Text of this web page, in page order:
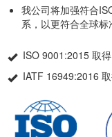
我公司将加强符合
系，以更符合全球标
ISO 9001:2015 取
IATF 16949:2016